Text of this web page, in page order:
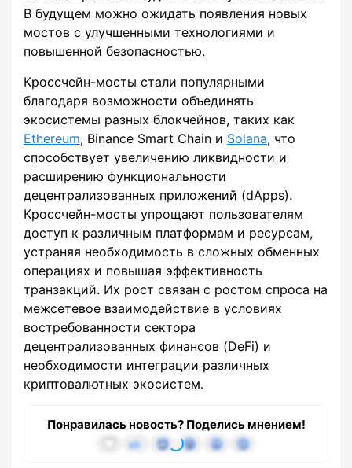
В будущем можно ожидать появления новых
мостов с улучшенными технологиями и
повышенной безопасностью.
Кроссчейн-мосты стали популярными
благодаря возможности объединять
экосистемы разных блокчейнов, таких как
Ethereum, Binance Smart Chain и Solana, что
способствует увеличению ликвидности и
расширению функциональности
децентрализованных приложений (dApps).
Кроссчейн-мосты упрощают пользователям
доступ к различным платформам и ресурсам,
устраняя необходимость в сложных обменных
операциях и повышая эффективность
транзакций. Их рост связан с ростом спроса на
межсетевое взаимодействие в условиях
востребованности сектора
децентрализованных финансов (DeFi) и
необходимости интеграции различных
криптовалютных экосистем.
Понравилась новость? Поделись мнением!